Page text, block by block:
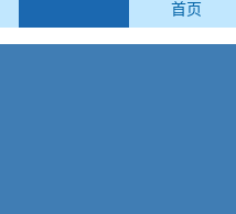
首页